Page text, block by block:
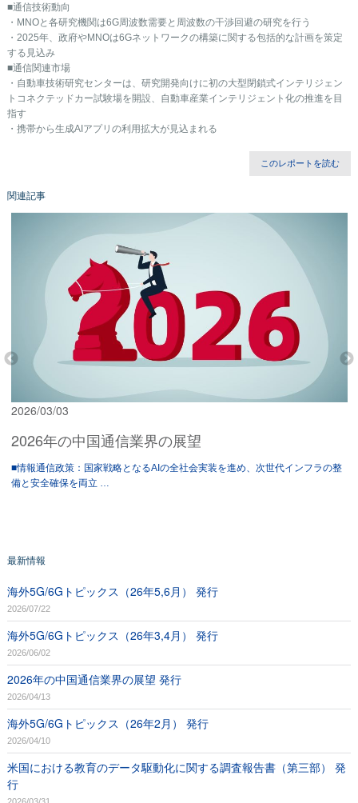
■通信技術動向
・MNOと各研究機関は6G周波数需要と周波数の干渉回避の研究を行う
・2025年、政府やMNOは6Gネットワークの構築に関する包括的な計画を策定
する見込み
■通信関連市場
・自動車技術研究センターは、研究開発向けに初の大型閉鎖式インテリジェン
トコネクテッドカー試験場を開設、自動車産業インテリジェント化の推進を目
指す
・携帯から生成AIアプリの利用拡大が見込まれる
このレポートを読む
関連記事
2026/03/03
2026年の中国通信業界の展望
■情報通信政策：国家戦略となるAIの全社会実装を進め、次世代インフラの整
備と安全確保を両立 …
最新情報
海外5G/6Gトピックス（26年5,6月） 発行
2026/07/22
海外5G/6Gトピックス（26年3,4月） 発行
2026/06/02
2026年の中国通信業界の展望 発行
2026/04/13
海外5G/6Gトピックス（26年2月） 発行
2026/04/10
米国における教育のデータ駆動化に関する調査報告書（第三部） 発
行